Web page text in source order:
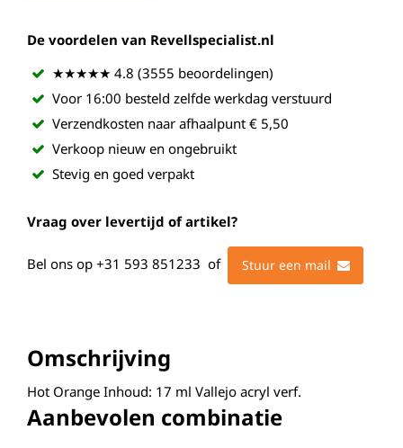
De voordelen van Revellspecialist.nl
★★★★★ 4.8 (3555 beoordelingen)
Voor 16:00 besteld zelfde werkdag verstuurd
Verzendkosten naar afhaalpunt € 5,50
Verkoop nieuw en ongebruikt
Stevig en goed verpakt
Vraag over levertijd of artikel?
Bel ons op +31 593 851233 of Stuur een mail
Omschrijving
Hot Orange Inhoud: 17 ml Vallejo acryl verf.
Aanbevolen combinatie